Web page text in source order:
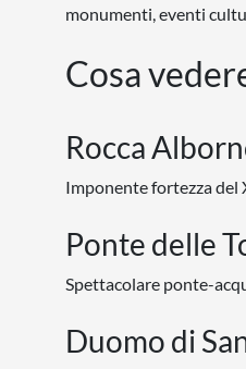
monumenti, eventi
Cosa
Rocca
Imponente fortezza del
Ponte delle
Spettacolare ponte-
Duomo di